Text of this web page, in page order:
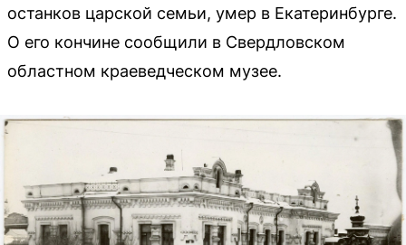
останков царской семьи, умер в Екатеринбурге.
О его кончине сообщили в Свердловском
областном краеведческом музее.